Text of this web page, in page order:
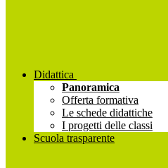
Didattica
Panoramica
Offerta formativa
Le schede didattiche
I progetti delle classi
Scuola trasparente